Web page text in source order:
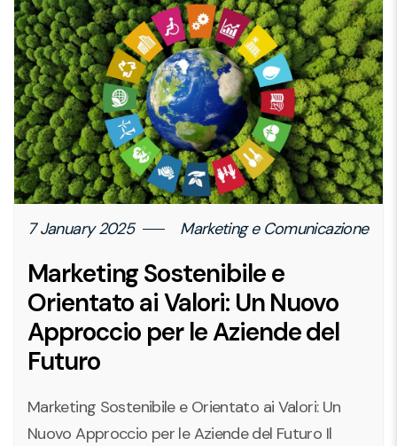
7 January 2025 Marketing e Comunicazione
Marketing Sostenibile e
Orientato ai Valori: Un Nuovo
Approccio per le Aziende del
Futuro
Marketing Sostenibile e Orientato ai Valori: Un
Nuovo Approccio per le Aziende del Futuro Il